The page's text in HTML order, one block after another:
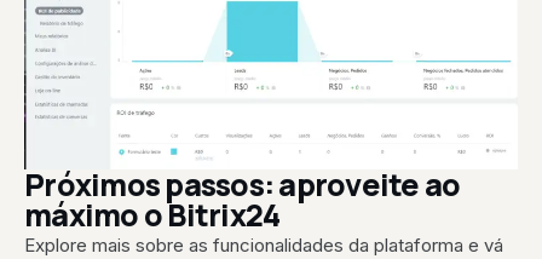
Próximos passos: aproveite ao
máximo o Bitrix24
Explore mais sobre as funcionalidades da plataforma e vá